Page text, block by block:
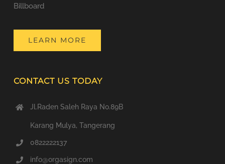
Billboard
LEARN MORE
CONTACT US TODAY
Jl.Raden Saleh Raya No.89B
Karang Mulya, Tangerang
0822222137
info@orgasign.com